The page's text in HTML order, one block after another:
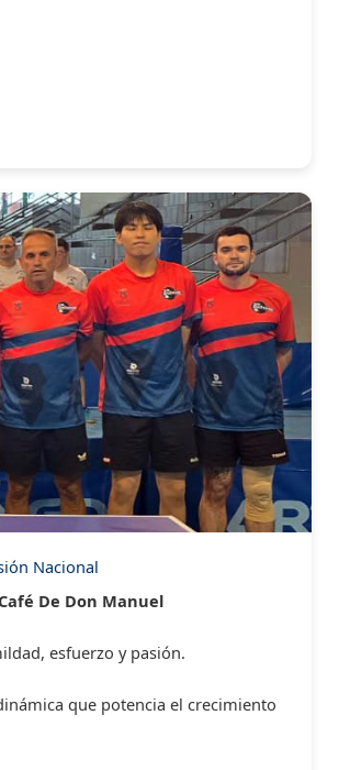
Nacional
De Don Manuel
esfuerzo y pasión.
que potencia el crecimiento